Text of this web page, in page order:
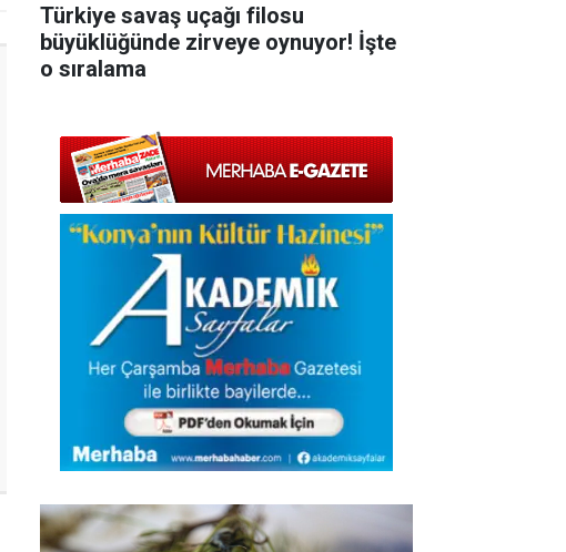
Türkiye savaş uçağı filosu
büyüklüğünde zirveye oynuyor! İşte
o sıralama